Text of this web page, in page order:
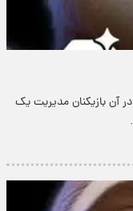
آن بازیکنان مدیریت یک